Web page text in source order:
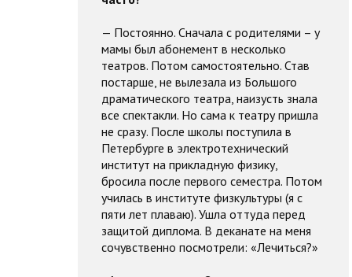
— Постоянно. Сначала с родителями – у
мамы был абонемент в несколько
театров. Потом самостоятельно. Став
постарше, не вылезала из Большого
драматического театра, наизусть знала
все спектакли. Но сама к театру пришла
не сразу. После школы поступила в
Петербурге в электротехнический
институт на прикладную физику,
бросила после первого семестра. Потом
училась в институте физкультуры (я с
пяти лет плаваю). Ушла оттуда перед
защитой диплома. В деканате на меня
сочувственно посмотрели: «Лечиться?»